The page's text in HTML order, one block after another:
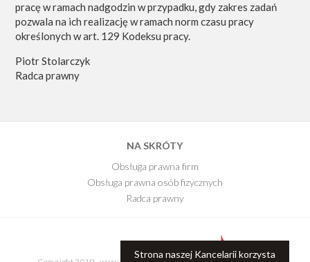
pracę w ramach nadgodzin w przypadku, gdy zakres zadań
pozwala na ich realizację w ramach norm czasu pracy
określonych w art. 129 Kodeksu pracy.
Piotr Stolarczyk
Radca prawny
NA SKRÓTY
Obsługa prawna firm
Obsługa prawna osób fizycznych
Radca prawny
Strona naszej Kancelarii korzysta